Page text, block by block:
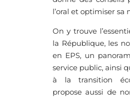
l’oral et optimiser sa
On y trouve
la République, les
en EPS, un
service public, ainsi
à la transition
propose aussi de